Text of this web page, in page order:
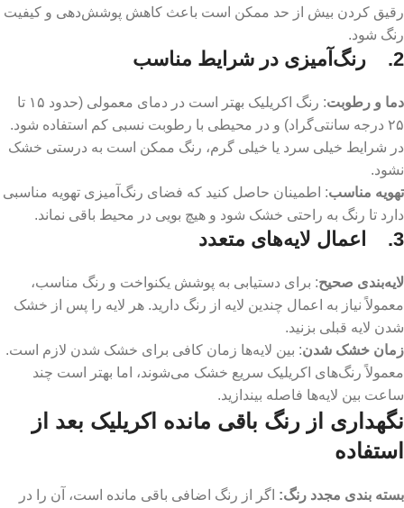
رقیق کردن بیش از حد ممکن است باعث کاهش پوشش‌دهی و کیفیت
رنگ شود.
2. رنگ‌آمیزی در شرایط مناسب
دما و رطوبت
: رنگ اکریلیک بهتر است در دمای معمولی (حدود ۱۵ تا
۲۵ درجه سانتی‌گراد) و در محیطی با رطوبت نسبی کم استفاده شود.
در شرایط خیلی سرد یا خیلی گرم، رنگ ممکن است به درستی خشک
نشود.
تهویه مناسب: اطمینان حاصل کنید که فضای رنگ‌آمیزی تهویه مناسبی
دارد تا رنگ به راحتی خشک شود و هیچ بویی در محیط باقی نماند.
3. اعمال لایه‌های متعدد
لایه‌بندی صحیح: برای دستیابی به پوشش یکنواخت و رنگ مناسب،
معمولاً نیاز به اعمال چندین لایه از رنگ دارید. هر لایه را پس از خشک
شدن لایه قبلی بزنید.
زمان خشک شدن: بین لایه‌ها زمان کافی برای خشک شدن لازم است.
معمولاً رنگ‌های اکریلیک سریع خشک می‌شوند، اما بهتر است چند
ساعت بین لایه‌ها فاصله بیندازید.
نگهداری از رنگ باقی مانده اکریلیک بعد از
استفاده
بسته بندی مجدد رنگ: اگر از رنگ اضافی باقی مانده است، آن را در